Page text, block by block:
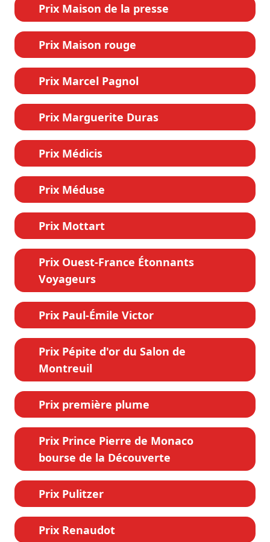
Prix Maison de la presse
Prix Maison rouge
Prix Marcel Pagnol
Prix Marguerite Duras
Prix Médicis
Prix Méduse
Prix Mottart
Prix Ouest-France Étonnants
Voyageurs
Prix Paul-Émile Victor
Prix Pépite d'or du Salon de
Montreuil
Prix première plume
Prix Prince Pierre de Monaco
bourse de la Découverte
Prix Pulitzer
Prix Renaudot